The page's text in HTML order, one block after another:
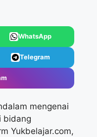
WhatsApp
Telegram
mengenai
bidang
Yukbelajar.com,